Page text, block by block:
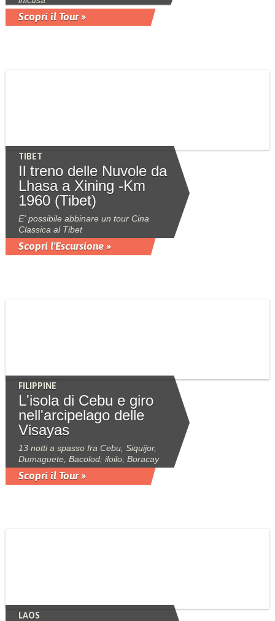
Scopri il Tour »
TIBET
Il treno delle Nuvole da
Lhasa a Xining -Km
1960 (Tibet)
E' possibile abbinare un tour Cina
Classica al Tibet
Scopri l'Escursione »
FILIPPINE
L'isola di Cebu e giro
nell'arcipelago delle
Visayas
13 notti a spasso fra Cebu, Siquijor,
Dumaguete, Bacolod; iloilo, Boracay
Scopri il Tour »
LAOS